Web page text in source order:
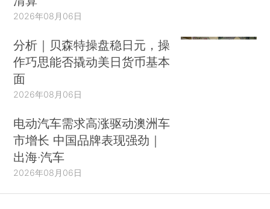
2026年08月06日
分析｜贝森特操盘稳日元，操
作巧思能否撬动美日货币基本
面
2026年08月06日
电动汽车需求高涨驱动澳洲车
市增长 中国品牌表现强劲｜
出海·汽车
2026年08月06日